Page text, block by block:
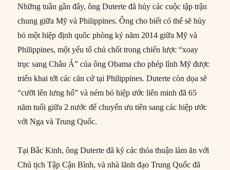
Những tuần gần đây, ông Duterte đã hủy các cuộc tập trận
chung giữa Mỹ và Philippines. Ông cho biết có thể sẽ hủy
bỏ một hiệp định quôc phòng ký năm 2014 giữa Mỹ và
Philippines, một yếu tố chủ chốt trong chiến lược “xoay
trục sang Châu Á” của ông Obama cho phép lính Mỹ được
triển khai tới các căn cứ tại Philippines. Duterte còn dọa sẽ
“cưỡi lên lưng hổ” và ném bỏ hiệp ước liên minh đã 65
năm tuổi giữa 2 nước để chuyển ưu tiên sang các hiệp ước
với Nga và Trung Quốc.
Tại Bắc Kinh, ông Duterte đã ký các thỏa thuận làm ăn với
Chủ tịch Tập Cận Bình, và nhà lãnh đạo Trung Quốc đã